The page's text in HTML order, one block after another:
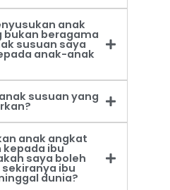
anak
bukan beragama
susuan saya
anak-anak
susuan yang
anak angkat
kepada ibu
saya boleh
ibu
dunia?